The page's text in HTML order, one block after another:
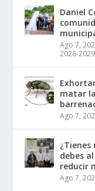
Daniel
Ago 7,
2026-2029
matar
Ago 7,
debes
reducir
Ago 7,